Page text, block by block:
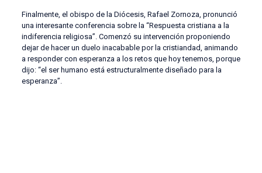
Finalmente, el obispo de la Diócesis, Rafael Zornoza, pronunció
una interesante conferencia sobre la “Respuesta cristiana a la
indiferencia religiosa”. Comenzó su intervención proponiendo
dejar de hacer un duelo inacabable por la cristiandad, animando
a responder con esperanza a los retos que hoy tenemos, porque
dijo: “el ser humano está estructuralmente diseñado para la
esperanza”.